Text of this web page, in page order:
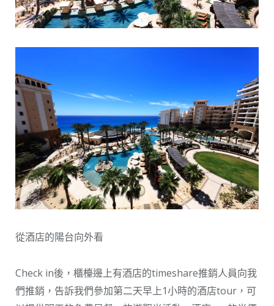
從酒店的陽台向外看
Check in後，櫃檯邊上有酒店的timeshare推銷人員向我
們推銷，告訴我們參加第二天早上1小時的酒店tour，可